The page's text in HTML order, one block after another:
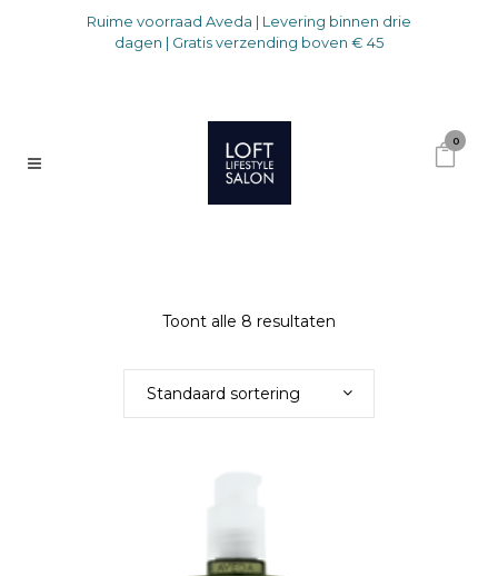
Ruime voorraad Aveda | Levering binnen drie
dagen | Gratis verzending boven € 45
0
Toont alle 8 resultaten
Standaard sortering